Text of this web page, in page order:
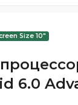
Size 10"
6.0